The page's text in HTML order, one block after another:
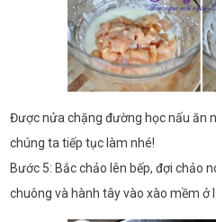
Được nửa chặng đường học nấu ăn
chúng ta tiếp tục làm nhé!
Bước 5: Bắc chảo lên bếp, đợi chảo
chuông và hành tây vào xào mềm ở